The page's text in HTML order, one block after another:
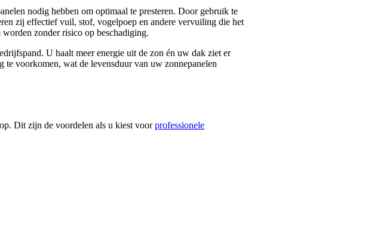
nodig hebben om optimaal te presteren. Door gebruik te
zij effectief vuil, stof, vogelpoep en andere vervuiling die het
zonder risico op beschadiging.
U haalt meer energie uit de zon én uw dak ziet er
voorkomen, wat de levensduur van uw zonnepanelen
Dit zijn de voordelen als u kiest voorprofessionele